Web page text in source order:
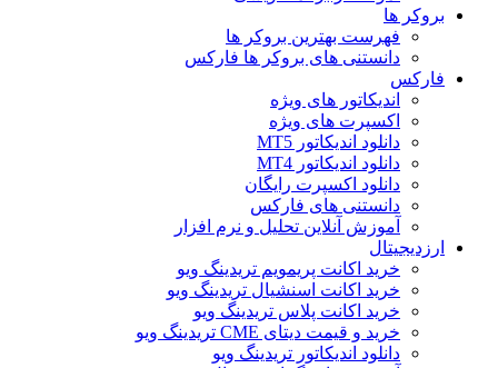
بروکر ها
فهرست بهترین بروکر ها
دانستنی های بروکر ها فارکس
فارکس
اندیکاتور های ویژه
اکسپرت های ویژه
دانلود اندیکاتور MT5
دانلود اندیکاتور MT4
دانلود اکسپرت رایگان
دانستنی های فارکس
آموزش آنلاین تحلیل و نرم افزار
ارزدیجیتال
خرید اکانت پریمویم تریدینگ ویو
خرید اکانت اسنشیال تریدینگ ویو
خرید اکانت پلاس تریدینگ ویو
خرید و قیمت دیتای CME تریدینگ ویو
دانلود اندیکاتور تریدینگ ویو